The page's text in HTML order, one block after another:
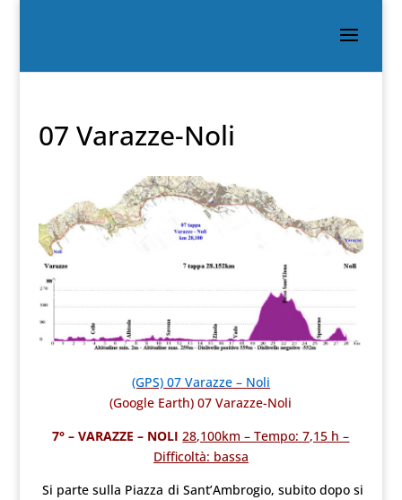
07 Varazze-Noli
(GPS) 07 Varazze – Noli
(Google Earth) 07 Varazze-Noli
7° – VARAZZE – NOLI 28,100km – Tempo: 7,15 h –
Difficoltà: bassa
Si parte sulla Piazza di Sant’Ambrogio, subito dopo si